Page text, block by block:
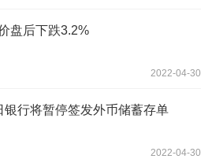
盘后下跌3.2%
2022-04-30
行将暂停签发外币储蓄存单
2022-04-30